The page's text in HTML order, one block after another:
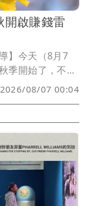
開啟賺錢雷
】今天（8月7
季開始了，不
，常有「秋老
會漸漸轉涼，而
節，套用在錢包
轉換，有些人的
銳，迎來一波爆
揭露以下5個生
把存款數字往上
2026/08/07 00:04